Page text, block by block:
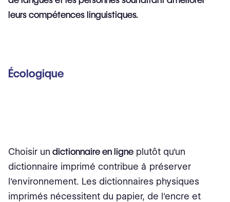
leurs compétences linguistiques.
Écologique
Choisir un dictionnaire en ligne plutôt qu'un
dictionnaire imprimé contribue à préserver
l'environnement. Les dictionnaires physiques
imprimés nécessitent du papier, de l'encre et